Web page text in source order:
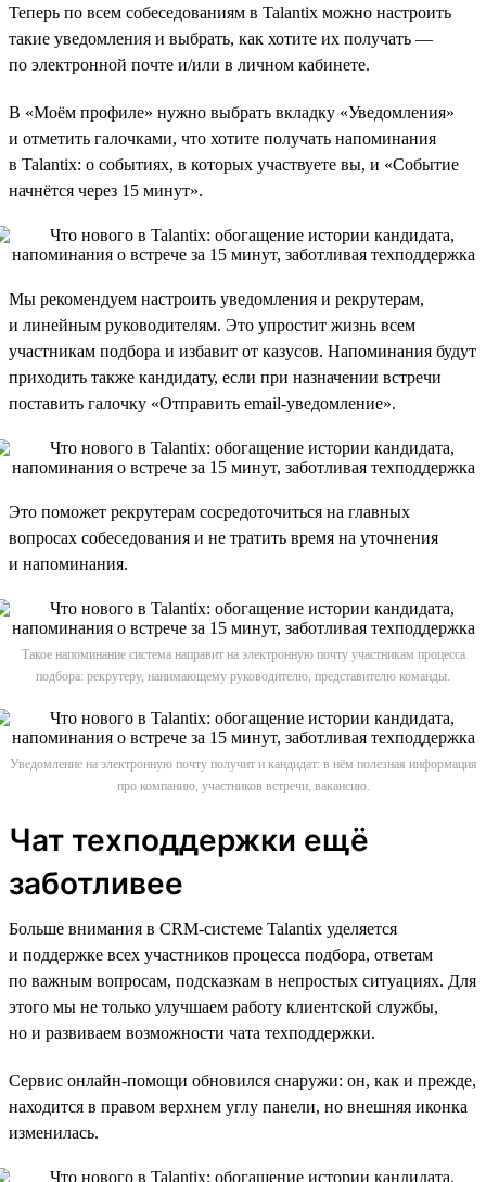
Теперь по всем собеседованиям в Talantix можно настроить
такие уведомления и выбрать, как хотите их получать —
по электронной почте и/или в личном кабинете.
В «Моём профиле» нужно выбрать вкладку «Уведомления»
и отметить галочками, что хотите получать напоминания
в Talantix: о событиях, в которых участвуете вы, и «Событие
начнётся через 15 минут».
Мы рекомендуем настроить уведомления и рекрутерам,
и линейным руководителям. Это упростит жизнь всем
участникам подбора и избавит от казусов. Напоминания будут
приходить также кандидату, если при назначении встречи
поставить галочку «Отправить email-уведомление».
Это поможет рекрутерам сосредоточиться на главных
вопросах собеседования и не тратить время на уточнения
и напоминания.
Такое напоминание система направит на электронную почту участникам процесса
подбора: рекрутеру, нанимающему руководителю, представителю команды.
Уведомление на электронную почту получит и кандидат: в нём полезная информация
про компанию, участников встречи, вакансию.
Чат техподдержки ещё
заботливее
Больше внимания в CRM-системе Talantix уделяется
и поддержке всех участников процесса подбора, ответам
по важным вопросам, подсказкам в непростых ситуациях. Для
этого мы не только улучшаем работу клиентской службы,
но и развиваем возможности чата техподдержки.
Сервис онлайн-помощи обновился снаружи: он, как и прежде,
находится в правом верхнем углу панели, но внешняя иконка
изменилась.